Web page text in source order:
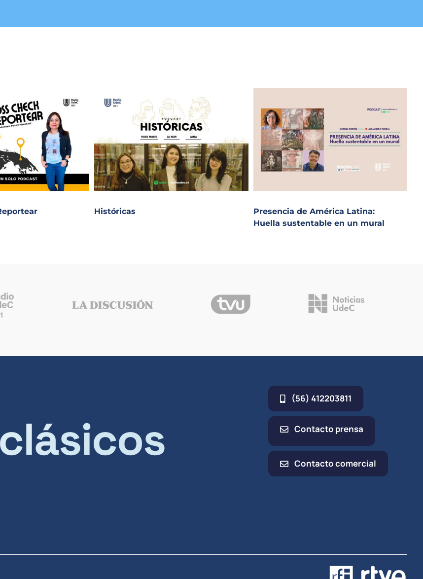
Históricas
Presencia de América Latina:
Huella sustentable en un mural
(56) 412203811
Contacto prensa
Contacto comercial